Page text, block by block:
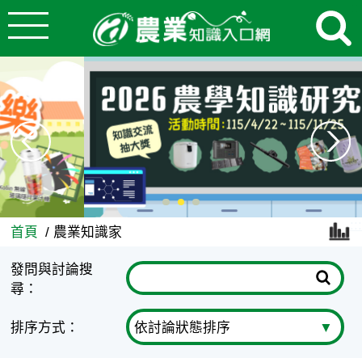
跳到主要內容
農業知識家 - 農業知識入口網
首頁 農業知識家
發問與討論搜
尋：
排序方式：